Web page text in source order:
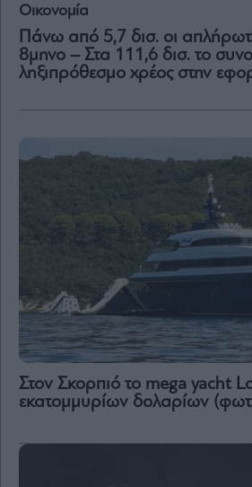
Οικονομία
Πάνω από 5,7 δισ. οι
8μηνο – Στα 111,6 δισ. το
ληξιπρόθεσμο χρέος στην
Στον Σκορπιό το mega yacht
εκατομμυρίων δολαρίων